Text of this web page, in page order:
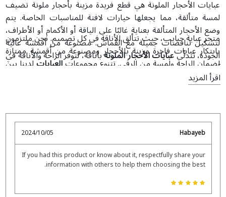
عبايات الأحجار الملونة هي قطع فريدة مزينة بأحجار ملونة تضيف
لمسة متألقة، مما يجعلها خيارات لافتة للمناسبات الخاصة. يتم
وضع الأحجار المتألقة بعناية غالبًا على الياقة أو الأكمام أو الأطراف،
لتشكيل تناقضات جميلة مع القماش. مصنوعة من أقمشة عالية
الجودة، تتدلّىعبايات الأحجار الملونةبأناقة، لتوفر الراحة والأناقة في
آن واحد.
متجر عباية حبايب، حيث تتألق الأناقة في كل تصميم. نحن ملتزمون
بابتكار عبايات فاخرة مزينة بالأحجار ومصنوعة من أقمشة ممتازة
لضمان الراحة ولمسة من الرقي. تتنوع مجموعاتالعباياتلدينا بين
ألوان وتصاميم جذابة من الأسود الكلاسيكي والدرجات الحيادية إلى
الدرجات النابضة لمن يحب التميز. كل عباية مزينة بتطعيمات حجرية
إبراز أسلوبك برقي وأناقة. سواء كنت تبحثين عن قطعة جاهزة أوعباية
مخصصةتلائم ذوقك، فإن عباياتنا تتيح لك التعبير عن أناقتك برقي
وذوق.
اقرأ المزيد
Habayeb
2024/10/05
If you had this product or know about it, respectfully share your
information with others to help them choosing the best.